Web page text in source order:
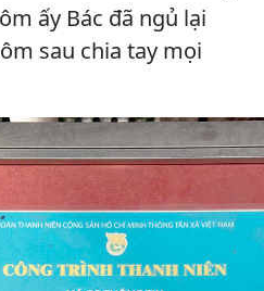
ấy Bác đã ngủ lại
sau chia tay mọi